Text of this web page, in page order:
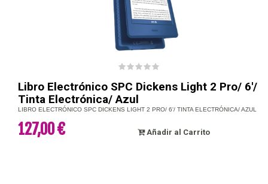
Libro Electrónico SPC Dickens Light 2 Pro/ 6'/
Tinta Electrónica/ Azul
LIBRO ELECTRÓNICO SPC DICKENS LIGHT 2 PRO/ 6'/ TINTA ELECTRÓNICA/ AZUL
127,00 € Añadir al Carrito